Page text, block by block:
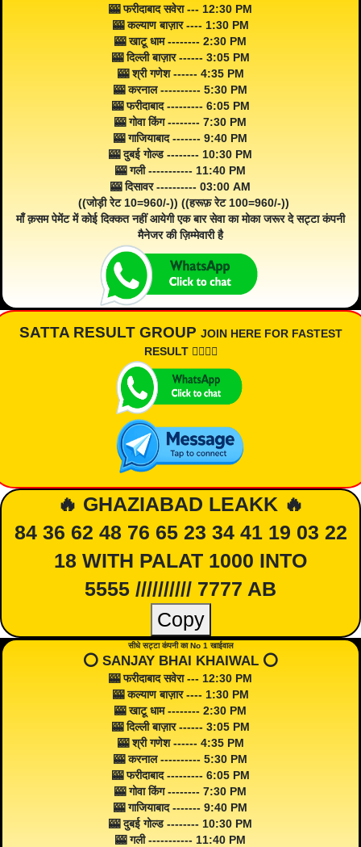
🎰 फरीदाबाद सवेरा --- 12:30 PM
🎰 कल्याण बाज़ार ---- 1:30 PM
🎰 खाटू धाम -------- 2:30 PM
🎰 दिल्ली बाज़ार ------ 3:05 PM
🎰 श्री गणेश ------ 4:35 PM
🎰 करनाल ---------- 5:30 PM
🎰 फरीदाबाद --------- 6:05 PM
🎰 गोवा किंग -------- 7:30 PM
🎰 गाजियाबाद ------- 9:40 PM
🎰 दुबई गोल्ड -------- 10:30 PM
🎰 गली ----------- 11:40 PM
🎰 दिसावर ---------- 03:00 AM
((जोड़ी रेट 10=960/-)) ((हरूफ़ रेट 100=960/-))
माँ क़सम पेमेंट में कोई दिक्कत नहीं आयेगी एक बार सेवा का मोका जरूर दे सट्टा कंपनी
मैनेजर की ज़िम्मेवारी है
SATTA RESULT GROUP JOIN HERE FOR FASTEST
RESULT 👇🏾👇🏾
🔥 GHAZIABAD LEAKK 🔥
84 36 62 48 76 65 23 34 41 19 03 22
18 WITH PALAT 1000 INTO
5555 ////////// 7777 AB
Copy
सीधे सट्टा कंपनी का No 1 खाईवाल
⭕️ SANJAY BHAI KHAIWAL ⭕️
🎰 फरीदाबाद सवेरा --- 12:30 PM
🎰 कल्याण बाज़ार ---- 1:30 PM
🎰 खाटू धाम -------- 2:30 PM
🎰 दिल्ली बाज़ार ------ 3:05 PM
🎰 श्री गणेश ------ 4:35 PM
🎰 करनाल ---------- 5:30 PM
🎰 फरीदाबाद --------- 6:05 PM
🎰 गोवा किंग -------- 7:30 PM
🎰 गाजियाबाद ------- 9:40 PM
🎰 दुबई गोल्ड -------- 10:30 PM
🎰 गली ----------- 11:40 PM